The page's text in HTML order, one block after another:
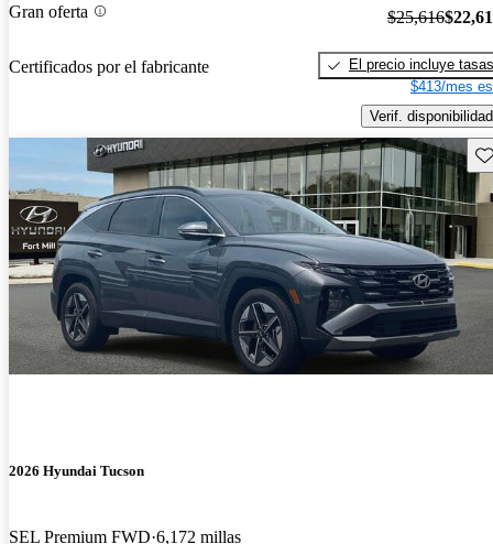
Gran oferta
Certificados por el fabricante
$25,616
El precio incluye tasas
$413/mes
Verif. disponibilidad
2026 Hyundai Tucson
SEL Premium FWD 6,172 millas